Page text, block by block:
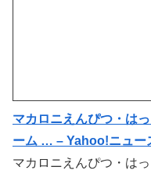
マカロニえんぴつ・は
ーム … – Yahoo!ニュー
マカロニえんぴつ・は